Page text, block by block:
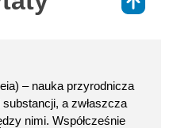
– nauka przyrodnicza
a zwłaszcza
nimi. Współcześnie